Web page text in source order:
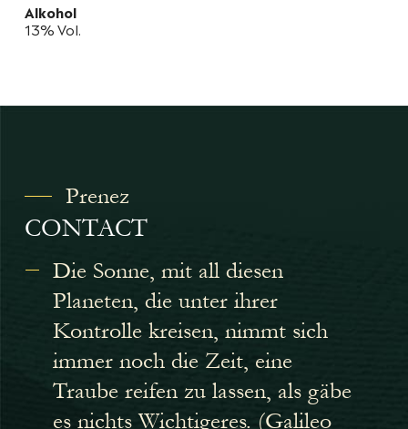
Alkohol
13% Vol.
Prenez
CONTACT
Die Sonne, mit all diesen
Planeten, die unter ihrer
Kontrolle kreisen, nimmt sich
immer noch die Zeit, eine
Traube reifen zu lassen, als gäbe
es nichts Wichtigeres. (Galileo